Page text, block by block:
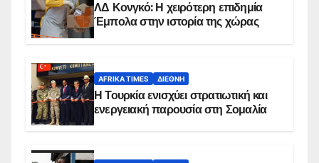
ΛΔ Κονγκό: Η χειρότερη επιδημία
Έμπολα στην ιστορία της χώρας
AFRIKA TIMES ΔΙΕΘΝΉ
Η Τουρκία ενισχύει στρατιωτική και
ενεργειακή παρουσία στη Σομαλία